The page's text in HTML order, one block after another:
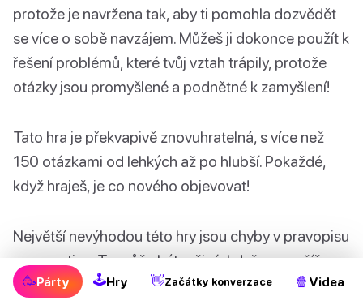
protože je navržena tak, aby ti pomohla dozvědět
se více o sobě navzájem. Můžeš ji dokonce použít k
řešení problémů, které tvůj vztah trápily, protože
otázky jsou promyšlené a podnětné k zamyšlení!
Tato hra je překvapivě znovuhratelná, s více než
150 otázkami od lehkých až po hlubší. Pokaždé,
když hraješ, je co nového objevovat!
Největší nevýhodou této hry jsou chyby v pravopisu
a gramatice. To může být rušivé, když se snažíš
soustředit na otázky. Ale celkově je Love Lingual
🥳Párty 🕹Hry 👋Začátky konverzace 🍿 Videa